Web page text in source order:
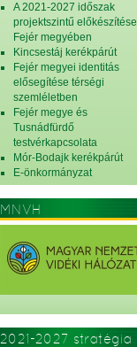
A 2021-2027 időszak
projektszintű előkészítése
Fejér megyében
Kincsestáj kerékpárút
Fejér megyei identitás
elősegítése térségi
szemléletben
Fejér megye és
Tusnádfürdő
testvérkapcsolata
Mór-Bodajk kerékpárút
E-önkormányzat
MNVH
2021-2027 stratégia